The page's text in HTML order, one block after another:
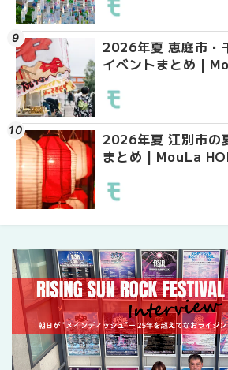
2026年夏 恵庭市・
イベントまとめ |
2026年夏 江別市の
まとめ | MouLa
札
め
札
め